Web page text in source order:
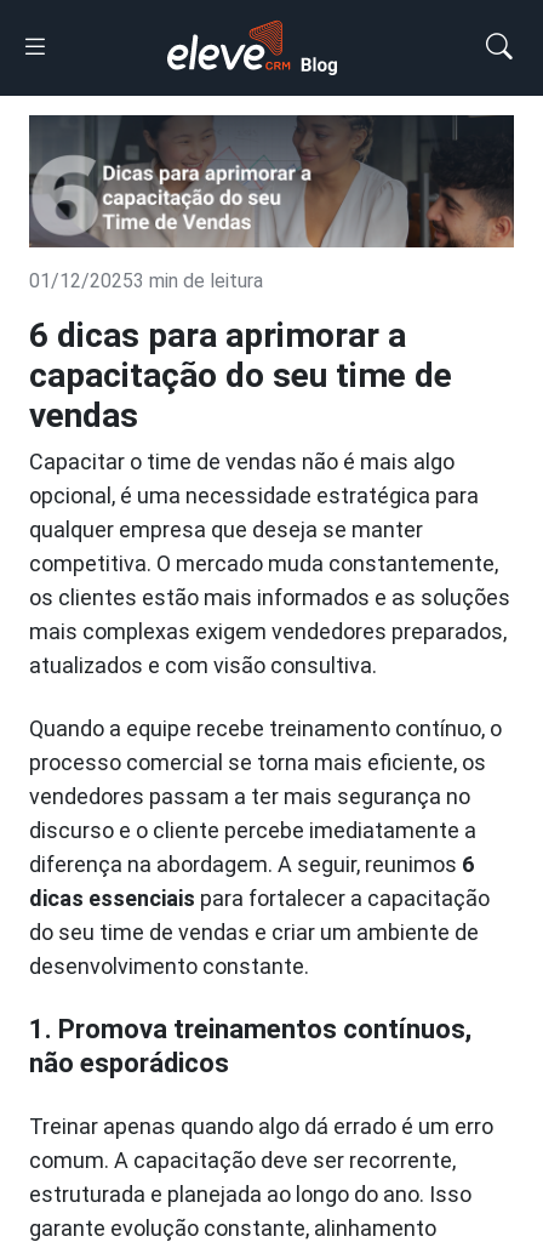
01/12/20253 min de leitura
6 dicas para aprimorar a
capacitação do seu time de
vendas
Capacitar o time de vendas não é mais algo
opcional, é uma necessidade estratégica para
qualquer empresa que deseja se manter
competitiva. O mercado muda constantemente,
os clientes estão mais informados e as soluções
mais complexas exigem vendedores preparados,
atualizados e com visão consultiva.
Quando a equipe recebe treinamento contínuo, o
processo comercial se torna mais eficiente, os
vendedores passam a ter mais segurança no
discurso e o cliente percebe imediatamente a
diferença na abordagem. A seguir, reunimos 6
dicas essenciais para fortalecer a capacitação
do seu time de vendas e criar um ambiente de
desenvolvimento constante.
1. Promova treinamentos contínuos,
não esporádicos
Treinar apenas quando algo dá errado é um erro
comum. A capacitação deve ser recorrente,
estruturada e planejada ao longo do ano. Isso
garante evolução constante, alinhamento